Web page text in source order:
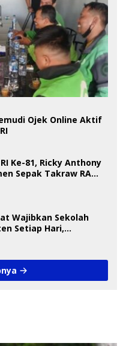
Ojek Online Aktif
Ke-81, Ricky Anthony
Sepak Takraw RA
Wajibkan Sekolah
Setiap Hari,